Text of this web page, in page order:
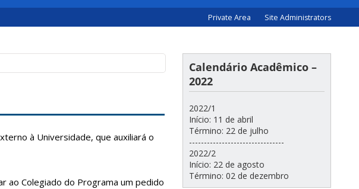
Private Area Site Administrators
à Universidade, que auxiliará o
ao Colegiado do Programa um pedido
Calendário Acadêmico –
2022
2022/1
Início: 11 de abril
Término: 22 de julho
--------------------------------
2022/2
Início: 22 de agosto
Término: 02 de dezembro